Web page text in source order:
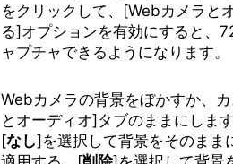
をクリックして、[Webカメラと
る]オプションを有効にすると、
ャプチャできるようになります。
Webカメラの背景をぼかすか、
とオーディオ]タブのままにします
[なし]を選択して背景をそのまま